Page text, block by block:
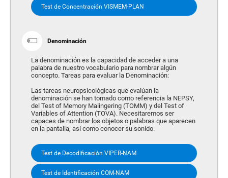
Test de Concentración VISMEM-PLAN
Denominación
La denominación es la capacidad de acceder a una
palabra de nuestro vocabulario para nombrar algún
concepto. Tareas para evaluar la Denominación:
Las tareas neuropsicológicas que evalúan la
denominación se han tomado como referencia la NEPSY,
del Test of Memory Malingering (TOMM) y del Test of
Variables of Attention (TOVA). Necesitaremos ser
capaces de nombrar los objetos o palabras que aparecen
en la pantalla, así como conocer su sonido.
Test de Decodificación VIPER-NAM
Test de Identificación COM-NAM